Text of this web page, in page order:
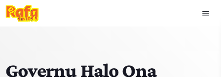
menu
play_arrow
Governu Halo Ona